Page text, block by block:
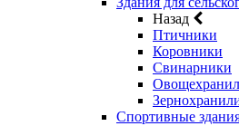
Назад
Птичники
Коровники
Свинарники
Спортивные